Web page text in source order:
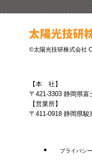
©太陽光技研株式会社
【本 社】
〒421-3303 静岡県富
【営業所】
〒411-0918 静岡県
プライバシ